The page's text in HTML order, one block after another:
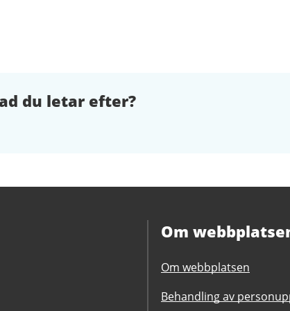
du letar efter?
Om
Om webbplatsen
Behandling av